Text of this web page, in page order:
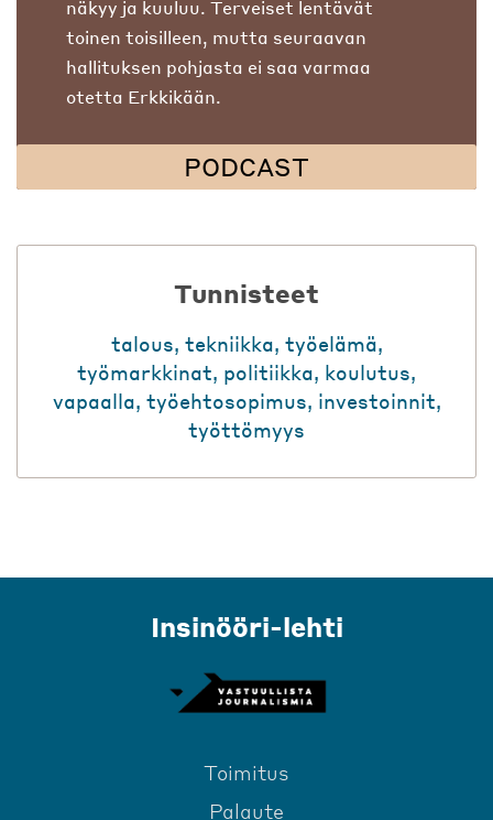
näkyy ja kuuluu. Terveiset lentävät
toinen toisilleen, mutta seuraavan
hallituksen pohjasta ei saa varmaa
otetta Erkkikään.
PODCAST
Tunnisteet
talous, tekniikka, työelämä,
työmarkkinat, politiikka, koulutus,
vapaalla, työehtosopimus, investoinnit,
työttömyys
Insinööri-lehti
Toimitus
Palaute